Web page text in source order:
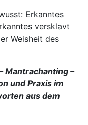
Erkanntes
versklavt
Weisheit des
Mantrachanting –
und Praxis im
aus dem